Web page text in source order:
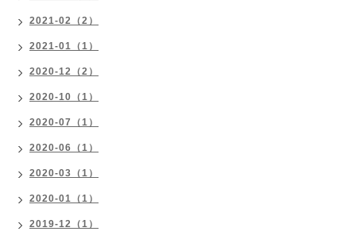
2021-02（2）
2021-01（1）
2020-12（2）
2020-10（1）
2020-07（1）
2020-06（1）
2020-03（1）
2020-01（1）
2019-12（1）